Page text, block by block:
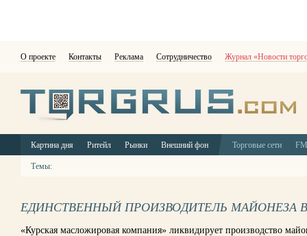
О проекте Контакты Реклама Сотрудничество Журнал «Новости
Картина дня Ритейл Рынки Внешний фон Торговые сети
Темы:
ЕДИНСТВЕННЫЙ ПРОИЗВОДИТЕЛЬ МАЙОНЕЗА
«Курская масложировая компания» ликвидирует производство